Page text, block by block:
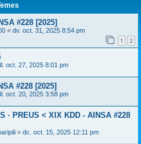
#228 [2025]
« dv. oct. 31, 2025 8:54 pm
1 2
oct. 27, 2025 8:01 pm
#228 [2025]
oct. 20, 2025 3:58 pm
· PREUS < XIX KDD - AINSA #228
« dc. oct. 15, 2025 12:11 pm